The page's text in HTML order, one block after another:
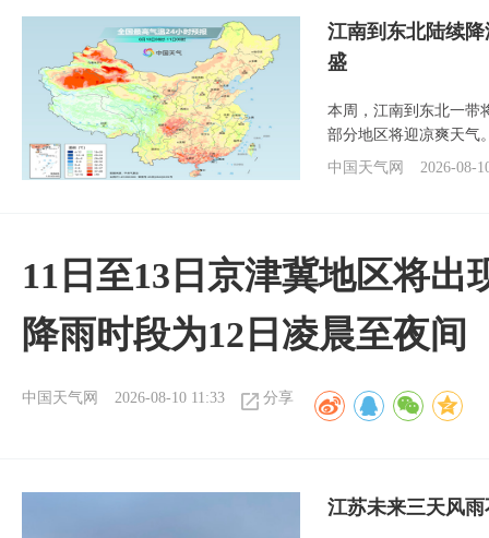
江南到东北陆续
盛
本周，江南到东北一带
部分地区将迎凉爽天气
中国天气网
2026-08-
11日至13日京津冀地区将出
降雨时段为12日凌晨至夜间
中国天气网 2026-08-10 11:33 分享
江苏未来三天风